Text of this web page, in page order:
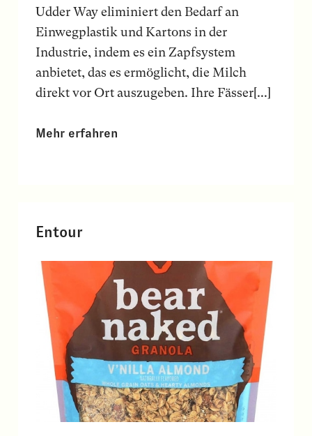
Udder Way eliminiert den Bedarf an
Einwegplastik und Kartons in der
Industrie, indem es ein Zapfsystem
anbietet, das es ermöglicht, die Milch
direkt vor Ort auszugeben. Ihre Fässer[...]
Mehr erfahren
Entour